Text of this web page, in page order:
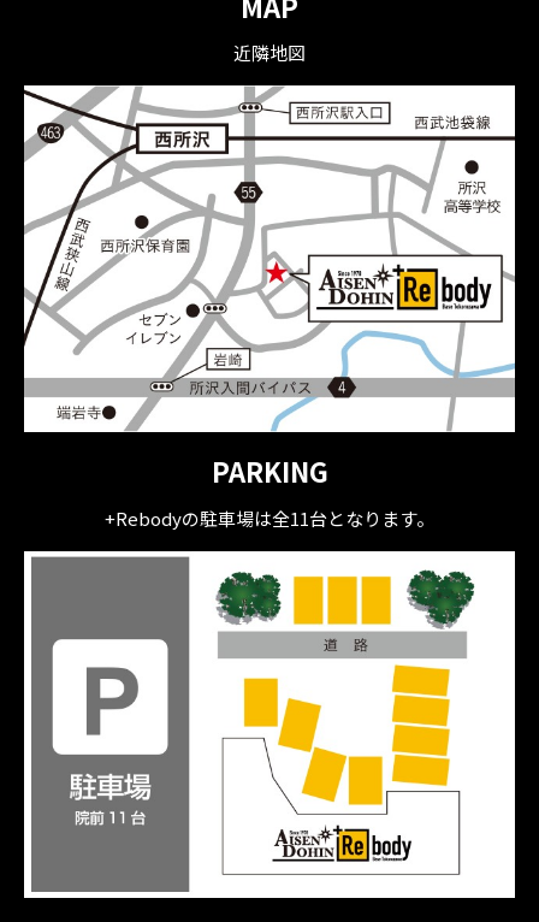
近隣地図
PARKING
+Rebodyの駐車場は全11台となります。